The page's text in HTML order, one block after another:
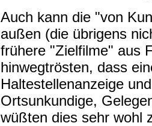
Auch kann die "von
außen (die übrigens
frühere "Zielfilme" aus
hinwegtrösten, dass
Haltestellenanzeige
Ortsunkundige,
wüßten dies sehr wohl